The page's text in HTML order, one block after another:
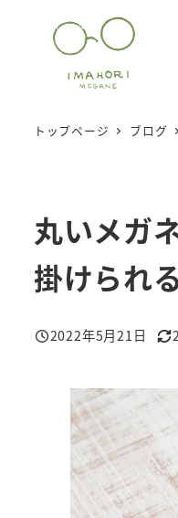
トップページ ブログ
丸いメガ
掛けられ
投稿日
2022年5月21日
更